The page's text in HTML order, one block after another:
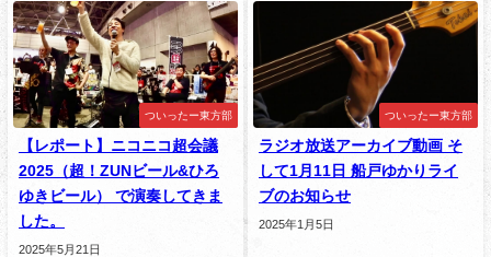
ついったー東方部
【レポート】ニコニコ超会議
2025（超！ZUNビール&ひろ
ゆきビール） で演奏してきま
した。
2025年5月21日
ついったー東方部
ラジオ放送アーカイブ動画 そ
して1月11日 船戸ゆかりライ
ブのお知らせ
2025年1月5日